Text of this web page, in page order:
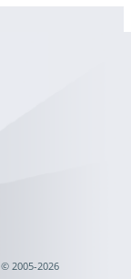
© 2005-2026